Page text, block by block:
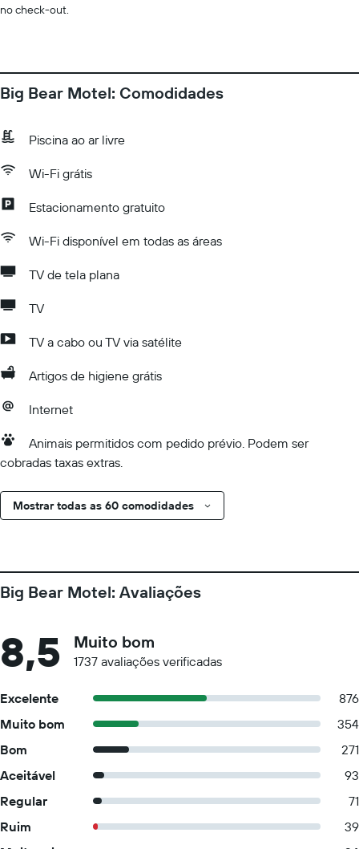
no check-out.
Big Bear Motel: Comodidades
Piscina ao ar livre
Wi-Fi grátis
Estacionamento gratuito
Wi-Fi disponível em todas as áreas
TV de tela plana
TV
TV a cabo ou TV via satélite
Artigos de higiene grátis
Internet
Animais permitidos com pedido prévio. Podem ser
cobradas taxas extras.
Mostrar todas as 60 comodidades
Big Bear Motel: Avaliações
8,5 Muito bom
1737 avaliações verificadas
Excelente
876
Muito bom
354
Bom
271
Aceitável
93
Regular
71
Ruim
39